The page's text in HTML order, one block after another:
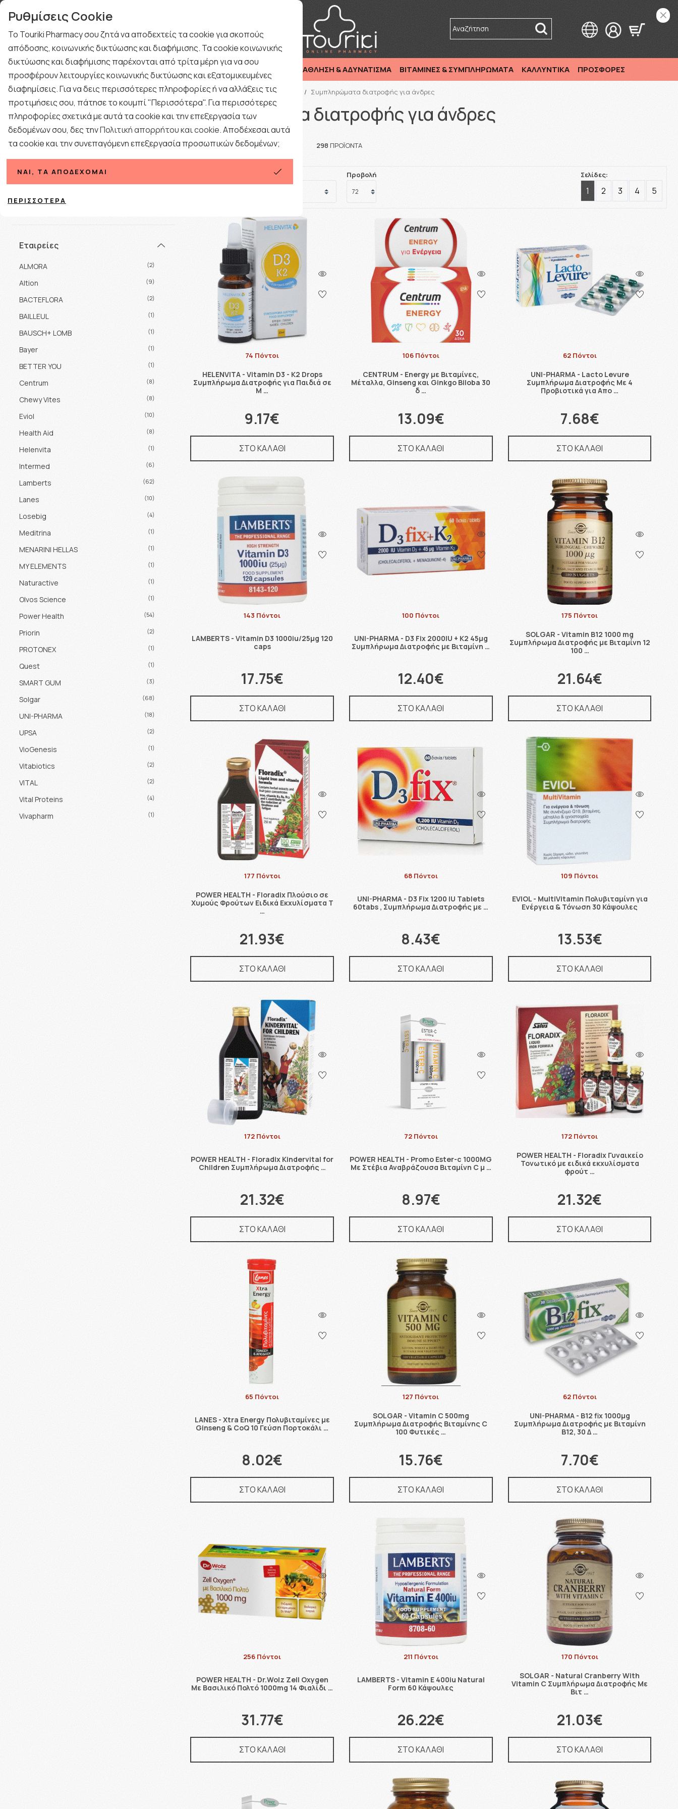
Τηλεφωνική Υποστήριξη : Καθημερινά 9:00-17·00 εκτός Σαββάτου/ Αργιών
ΔΩΡΑ ΓΙΑ ΑΝΔΡΕΣ
ΠΡΟΤΑΣΕΙΣ ΔΩΡΩΝ
BLOG
Αναζήτηση
ΕΠΟΧΙΑΚΑ ΦΑΡΜΑΚΕΙΟ ΓΥΝΑΙΚΑ ΑΝΔΡΑΣ ΜΗΤΕΡΑ & ΠΑΙΔΙ ΑΘΛΗΣΗ & ΑΔΥΝΑΤΙΣΜΑ ΒΙΤΑΜΙΝΕΣ & ΣΥΜΠΛΗΡΩΜΑΤΑ ΚΑΛΛΥΝΤΙΚΑ ΠΡΟΣΦΟΡΕΣ
Αρχική / ΑΝΔΡΑΣ / Συμπληρώματα διατροφής για άνδρες
Συμπληρώματα διατροφής για άνδρες
298 ΠΡΟΪΟΝΤΑ
Κατηγορίες
Εταιρείες
ALMORA (2)
Altion (9)
BACTEFLORA (2)
BAILLEUL (1)
BAUSCH+ LOMB (1)
Bayer (1)
BETTER YOU (1)
Centrum (8)
Chewy Vites (8)
Eviol (10)
Health Aid (8)
Helenvita (1)
Intermed (6)
Lamberts (62)
Lanes (10)
Losebig (4)
Meditrina (1)
MENARINI HELLAS (1)
MY ELEMENTS (1)
Naturactive (1)
Olvos Science (1)
Power Health (54)
Priorin (2)
PROTONEX (1)
Quest (1)
SMART GUM (3)
Solgar (68)
UNI-PHARMA (18)
UPSA (2)
VioGenesis (1)
Vitabiotics (2)
VITAL (2)
Vital Proteins (4)
Vivapharm (1)
Προβολή Σελίδες:
1 2 3 4 5
74 Πόντοι
HELENVITA - Vitamin D3 - K2 Drops
Συμπλήρωμα Διατροφής για Παιδιά σε
Μ …
9.17€
ΣΤΟ ΚΑΛΑΘΙ
106 Πόντοι
CENTRUM - Energy με Βιταμίνες,
Μέταλλα, Ginseng και Ginkgo Biloba 30
δ …
13.09€
ΣΤΟ ΚΑΛΑΘΙ
62 Πόντοι
UNI-PHARMA - Lacto Levure
Συμπλήρωμα Διατροφής Με 4
Προβιοτικά για Απο …
7.68€
ΣΤΟ ΚΑΛΑΘΙ
143 Πόντοι
LAMBERTS - Vitamin D3 1000iu/25μg 120
caps
17.75€
ΣΤΟ ΚΑΛΑΘΙ
100 Πόντοι
UNI-PHARMA - D3 Fix 2000IU + K2 45μg
Συμπλήρωμα Διατροφής με Βιταμίνη …
12.40€
ΣΤΟ ΚΑΛΑΘΙ
175 Πόντοι
SOLGAR - Vitamin B12 1000 mg
Συμπλήρωμα Διατροφής με Βιταμίνη 12
100 …
21.64€
ΣΤΟ ΚΑΛΑΘΙ
177 Πόντοι
POWER HEALTH - Floradix Πλούσιο σε
Χυμούς Φρούτων Ειδικά Εκχυλίσματα Τ
…
21.93€
ΣΤΟ ΚΑΛΑΘΙ
68 Πόντοι
UNI-PHARMA - D3 Fix 1200 IU Tablets
60tabs , Συμπλήρωμα Διατροφής με …
8.43€
ΣΤΟ ΚΑΛΑΘΙ
109 Πόντοι
EVIOL - MultiVitamin Πολυβιταμίνη για
Ενέργεια & Τόνωση 30 Κάψουλες
13.53€
ΣΤΟ ΚΑΛΑΘΙ
172 Πόντοι
POWER HEALTH - Floradix Kindervital for
Children Συμπλήρωμα Διατροφής …
21.32€
ΣΤΟ ΚΑΛΑΘΙ
72 Πόντοι
POWER HEALTH - Promo Ester-c 1000MG
Με Στέβια Αναβράζουσα Βιταμίνη C μ …
8.97€
ΣΤΟ ΚΑΛΑΘΙ
172 Πόντοι
POWER HEALTH - Floradix Γυναικείο
Τονωτικό με ειδικά εκχυλίσματα
φρούτ …
21.32€
ΣΤΟ ΚΑΛΑΘΙ
65 Πόντοι
LANES - Xtra Energy Πολυβιταμίνες με
Ginseng & CoQ 10 Γεύση Πορτοκάλι …
8.02€
ΣΤΟ ΚΑΛΑΘΙ
127 Πόντοι
SOLGAR - Vitamin C 500mg
Συμπλήρωμα Διατροφής Βιταμίνης C
100 Φυτικές …
15.76€
ΣΤΟ ΚΑΛΑΘΙ
62 Πόντοι
UNI-PHARMA - B12 fix 1000μg
Συμπλήρωμα Διατροφής με Βιταμίνη
Β12, 30 Δ …
7.70€
ΣΤΟ ΚΑΛΑΘΙ
256 Πόντοι
POWER HEALTH - Dr.Wolz Zell Oxygen
Με Βασιλικό Πολτό 1000mg 14 Φιαλίδι …
31.77€
ΣΤΟ ΚΑΛΑΘΙ
211 Πόντοι
LAMBERTS - Vitamin E 400iu Natural
Form 60 Κάψουλες
26.22€
ΣΤΟ ΚΑΛΑΘΙ
170 Πόντοι
SOLGAR - Natural Cranberry With
Vitamin C Συμπλήρωμα Διατροφής Με
Βιτ …
21.03€
ΣΤΟ ΚΑΛΑΘΙ
Ρυθμίσεις Cookie
Το Touriki Pharmacy σου ζητά να αποδεχτείς τα cookie για σκοπούς
απόδοσης, κοινωνικής δικτύωσης και διαφήμισης. Τα cookie κοινωνικής
δικτύωσης και διαφήμισης παρέχονται από τρίτα μέρη για να σου
προσφέρουν λειτουργίες κοινωνικής δικτύωσης και εξατομικευμένες
διαφημίσεις. Για να δεις περισσότερες πληροφορίες ή να αλλάξεις τις
προτιμήσεις σου, πάτησε το κουμπί "Περισσότερα". Για περισσότερες
πληροφορίες σχετικά με αυτά τα cookie και την επεξεργασία των
δεδομένων σου, δες τηνΠολιτική απορρήτου και cookie. Αποδέχεσαι αυτά
τα cookie και την συνεπαγόμενη επεξεργασία προσωπικών δεδομένων;
ΝΑΙ, ΤΑ ΑΠΟΔΈΧΟΜΑΙ
ΠΕΡΙΣΣΌΤΕΡΑ